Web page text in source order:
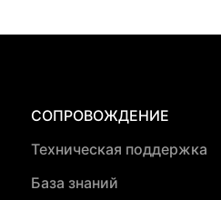
СОПРОВОЖДЕНИЕ
Техническая поддержка
База знаний